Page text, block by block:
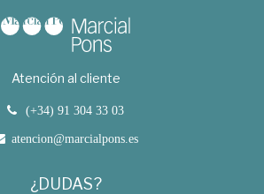
Atención al cliente
(+34) 91 304 33 03
atencion@marcialpons.es
¿DUDAS?